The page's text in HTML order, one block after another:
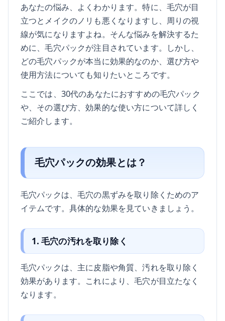
あなたの悩み、よくわかります。特に、毛穴が目
立つとメイクのノリも悪くなりますし、周りの視
線が気になりますよね。そんな悩みを解決するた
めに、毛穴パックが注目されています。しかし、
どの毛穴パックが本当に効果的なのか、選び方や
使用方法についても知りたいところです。
ここでは、30代のあなたにおすすめの毛穴パック
や、その選び方、効果的な使い方について詳しく
ご紹介します。
毛穴パックの効果とは？
毛穴パックは、毛穴の黒ずみを取り除くためのア
イテムです。具体的な効果を見ていきましょう。
1. 毛穴の汚れを取り除く
毛穴パックは、主に皮脂や角質、汚れを取り除く
効果があります。これにより、毛穴が目立たなく
なります。